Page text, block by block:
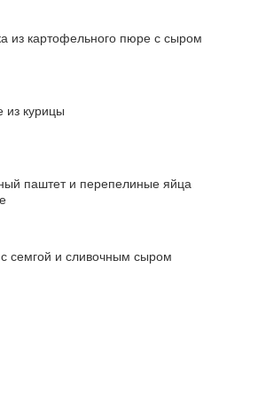
из картофельного пюре с сыром
из курицы
паштет и перепелиные яйца
семгой и сливочным сыром